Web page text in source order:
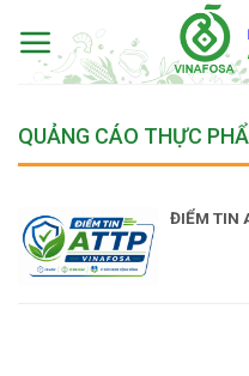
content
QUẢNG CÁO THỰC
ĐIỂM TIN